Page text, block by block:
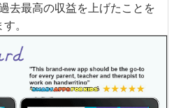
去最高の収益を上げたことを
。